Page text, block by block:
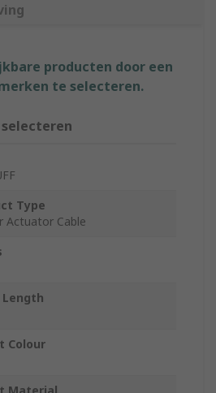
producten door een
te selecteren.
Type
Actuator Cable
Length
Colour